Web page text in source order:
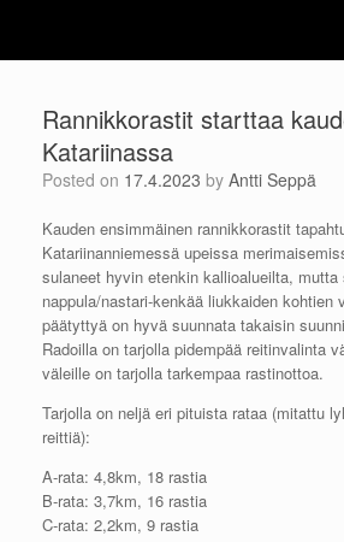
content
Rannikkorastit starttaa
Katariinassa
Posted on 17.4.2023 by Antti Seppä
Kauden ensimmäinen rannikkorastit
Katariinanniemessä upeissa
sulaneet hyvin etenkin kallioalueilta,
nappula/nastari-kenkää liukkaiden kohtien
päätyttyä on hyvä suunnata takaisin
Radoilla on tarjolla pidempää reitinvalinta
väleille on tarjolla tarkempaa rastinottoa.
Tarjolla on neljä eri pituista rataa (mitattu
reittiä):
A-rata: 4,8km, 18 rastia
B-rata: 3,7km, 16 rastia
C-rata: 2,2km, 9 rastia